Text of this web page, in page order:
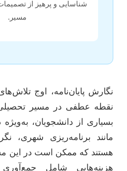
شناسایی و پرهیز از
مسیر.
نگارش پایان‌نامه، اوج
نقطه عطفی در مسیر
بسیاری از دانشجویان،
مانند برنامه‌ریزی شهری،
هستند که ممکن است در این
هزینه‌هایی شامل جمع‌آوری